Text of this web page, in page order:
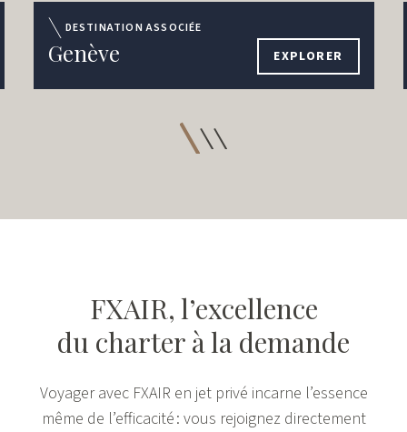
DESTINATION ASSOCIÉE
Genève EXPLORER
FXAIR, l’excellence
du charter à la demande
Voyager avec FXAIR en jet privé incarne l’essence
même de l’efficacité : vous rejoignez directement